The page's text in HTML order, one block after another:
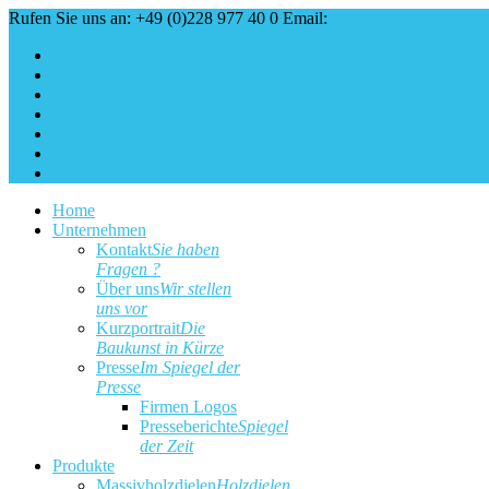
Rufen Sie uns an: +49 (0)228 977 40 0 Email:
Home
Unternehmen
KontaktSie haben
Fragen ?
Über unsWir stellen
uns vor
KurzportraitDie
Baukunst in Kürze
PresseIm Spiegel der
Presse
Firmen Logos
PresseberichteSpiegel
der Zeit
Produkte
MassivholzdielenHolzdielen,